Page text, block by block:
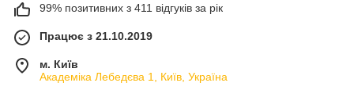
99% позитивних з 411 відгуків за рік
Працює з 21.10.2019
м. Київ
Академіка Лебедєва 1, Київ, Україна